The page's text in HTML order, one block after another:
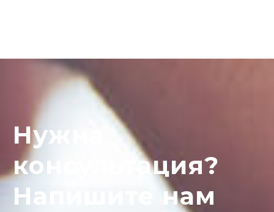
Нужна
консультация?
Напишите нам